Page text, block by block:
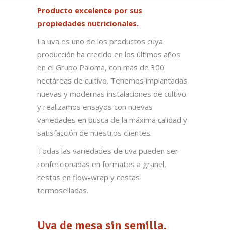
Producto excelente por sus
propiedades nutricionales.
La uva es uno de los productos cuya
producción ha crecido en los últimos años
en el Grupo Paloma, con más de 300
hectáreas de cultivo. Tenemos implantadas
nuevas y modernas instalaciones de cultivo
y realizamos ensayos con nuevas
variedades en busca de la máxima calidad y
satisfacción de nuestros clientes.
Todas las variedades de uva pueden ser
confeccionadas en formatos a granel,
cestas en flow-wrap y cestas
termoselladas.
Uva de mesa sin semilla.